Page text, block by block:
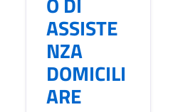
ASSISTE
NZA
DOMICILI
ARE